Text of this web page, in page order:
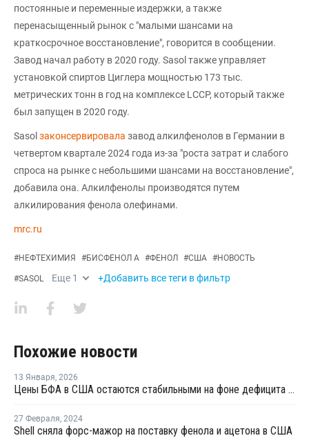
постоянные и переменные издержки, а также
перенасыщенный рынок с "малыми шансами на
краткосрочное восстановление", говорится в сообщении.
Завод начал работу в 2020 году. Sasol также управляет
установкой спиртов Циглера мощностью 173 тыс.
метрических тонн в год на комплексе LCCP, который также
был запущен в 2020 году.
Sasol законсервировала завод алкилфенолов в Германии в
четвертом квартале 2024 года из-за "роста затрат и слабого
спроса на рынке с небольшими шансами на восстановление",
добавила она. Алкилфенолы производятся путем
алкилирования фенола олефинами.
mrc.ru
#НЕФТЕХИМИЯ #БИСФЕНОЛ А #ФЕНОЛ #США #НОВОСТЬ
#SASOL Еще 1 +Добавить все теги в фильтр
Похожие новости
13 Января, 2026
Цены БФА в США остаются стабильными на фоне дефицита предложения в Азии и роста стоимости грузоперевозок
27 Февраля, 2024
Shell сняла форс-мажор на поставку фенола и ацетона в США